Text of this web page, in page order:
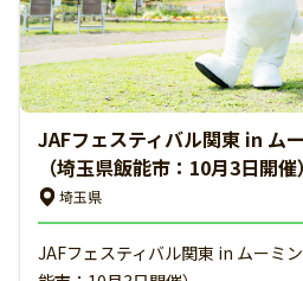
JAFフェスティバル関東 in ム
（埼玉県飯能市：10月3日開催）
埼玉県
JAFフェスティバル関東 in ムーミ